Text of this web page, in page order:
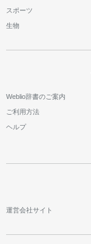
スポーツ
生物
Weblio辞書のご案内
ご利用方法
ヘルプ
運営会社サイト